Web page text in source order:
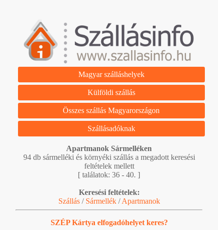
Magyar szálláshelyek
Külföldi szállás
Összes szállás Magyarországon
Szállásadóknak
Apartmanok Sármelléken
94 db sármelléki és környéki szállás a megadott keresési
feltételek mellett
[ találatok: 36 - 40. ]
Keresési feltételek:
Szállás/ Sármellék/Apartmanok
SZÉP Kártya elfogadóhelyet keres?